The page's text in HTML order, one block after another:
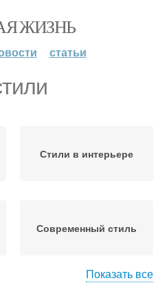
ЖИЗНЬ
статьи
Стили в интерьере
Современный стиль
Показать все